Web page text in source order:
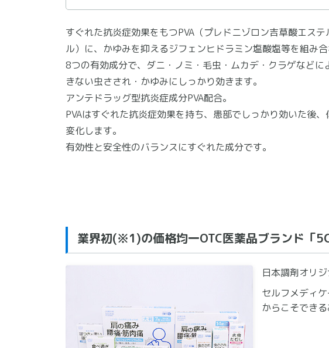
すぐれた抗炎症効果をもつPVA（プレドニゾロン吉草酸エステ
ル）に、かゆみを抑えるジフェンヒドラミン塩酸塩等を組み合
8つの有効成分で、ダニ・ノミ・毛虫・ムカデ・クラゲなどに
きない虫さされ・かゆみにしっかり効きます。
アンテドラッグ型抗炎症成分PVA配合。
PVAはすぐれた抗炎症効果を持ち、患部でしっかり効いた後、
変化します。
有効性と安全性のバランスにすぐれた成分です。
業界初(※1)の価格均一OTC医薬品ブランド
日本調剤オリ
セルフメディ
からこそでき